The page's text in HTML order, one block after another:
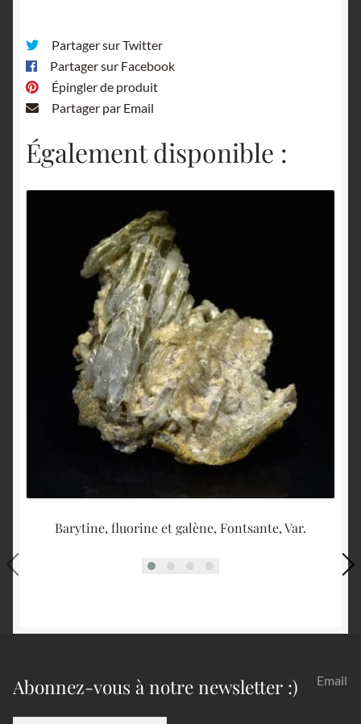
Partager sur Twitter
Partager sur Facebook
Épingler de produit
Partager par Email
Également disponible :
Barytine, fluorine et galène, Fontsante, Var.
Abonnez-vous à notre newsletter :) Email